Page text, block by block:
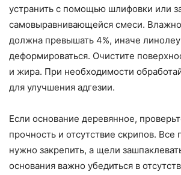
устранить с помощью шлифовки или
самовыравнивающейся смеси.
должна превышать 4%, иначе
деформироваться. Очистите
и жира. При необходимости
для улучшения адгезии.
Если основание деревянное,
прочность и отсутствие скрипов.
нужно закрепить, а щели
основания важно убедиться в